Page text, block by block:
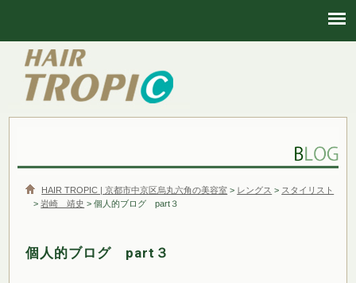
HAIR TROPIC | 京都市中京区烏丸六角の美容室 > レングス > スタイリスト
>岩崎 靖史 > 個人的ブログ part３
個人的ブログ part３